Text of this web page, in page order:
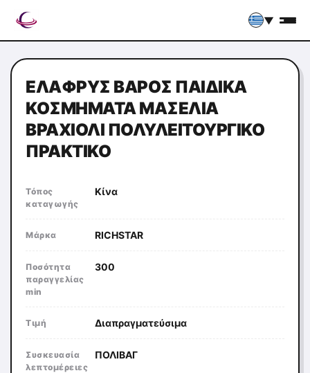
▼
ΕΛΑΦΡΎΣ ΒΆΡΟΣ ΠΑΙΔΙΚΆ
ΚΟΣΜΉΜΑΤΑ ΜΑΣΈΛΙΑ
ΒΡΑΧΙΌΛΙ ΠΟΛΥΛΕΙΤΟΥΡΓΙΚΌ
ΠΡΑΚΤΙΚΌ
Τόπος
καταγωγής
Κίνα
Μάρκα RICHSTAR
Ποσότητα
παραγγελίας
min
300
Τιμή Διαπραγματεύσιμα
Συσκευασία
λεπτομέρειες
ΠΟΛΙΒΑΓ